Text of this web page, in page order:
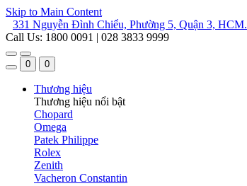
Skip to Main Content
331 Nguyễn Đình Chiểu, Phường 5, Quận 3, HCM.
Call Us: 1800 0091 | 028 3833 9999
0 0
Thương hiệu
Thương hiệu nổi bật
Chopard
Omega
Patek Philippe
Rolex
Zenith
Vacheron Constantin